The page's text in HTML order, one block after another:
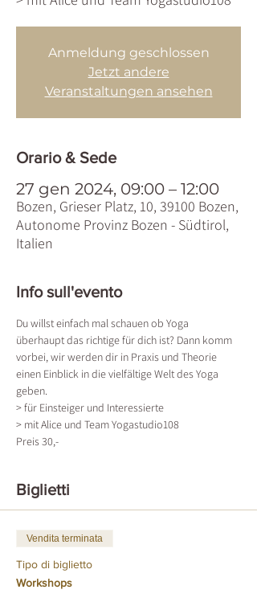
Anmeldung geschlossen
Jetzt andere
Veranstaltungen ansehen
Orario & Sede
27 gen 2024, 09:00 – 12:00
Bozen, Grieser Platz, 10, 39100 Bozen,
Autonome Provinz Bozen - Südtirol,
Italien
Info sull'evento
Du willst einfach mal schauen ob Yoga
überhaupt das richtige für dich ist? Dann komm
vorbei, wir werden dir in Praxis und Theorie
einen Einblick in die vielfältige Welt des Yoga
geben.
> für Einsteiger und Interessierte
> mit Alice und Team Yogastudio108
Preis 30,-
Biglietti
Vendita terminata
Tipo di biglietto
Workshops